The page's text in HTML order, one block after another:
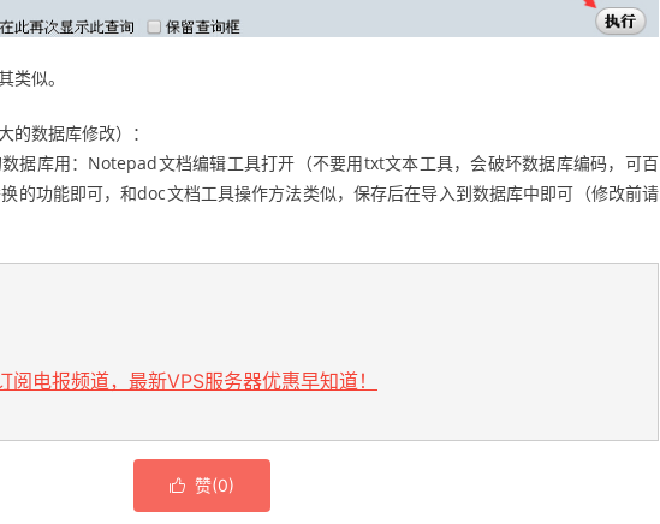
类似。
的数据库修改）：
据库用：Notepad文档编辑工具打开（不要用txt文本工具，会破坏数据库编码，可百
的功能即可，和doc文档工具操作方法类似，保存后在导入到数据库中即可（修改前请
阅电报频道，最新VPS服务器优惠早知道！
 赞(0)